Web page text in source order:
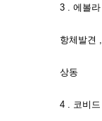
3 . 에볼라
항체발견
상동
4 . 코비